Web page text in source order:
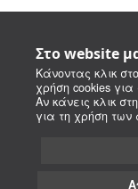
Στο website
Κάνοντας κλικ
χρήση cookies για
Αν κάνεις κλικ
για τη χρήση των